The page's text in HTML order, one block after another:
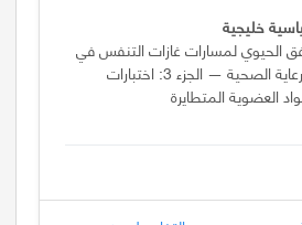
خليجية
الحيوي لمسارات غازات التنفس في
تطبيقات الرعاية الصحية — الجزء 3: اختبارات
العضوية المتطايرة